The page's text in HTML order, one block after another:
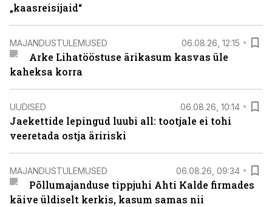
„kaasreisijaid“
MAJANDUSTULEMUSED 06.08.26, 12:15
Arke Lihatööstuse ärikasum kasvas üle
kaheksa korra
UUDISED 06.08.26, 10:14
Jaekettide lepingud luubi all: tootjale ei tohi
veeretada ostja äririski
MAJANDUSTULEMUSED 06.08.26, 09:34
Põllumajanduse tippjuhi Ahti Kalde firmades
käive üldiselt kerkis, kasum samas nii